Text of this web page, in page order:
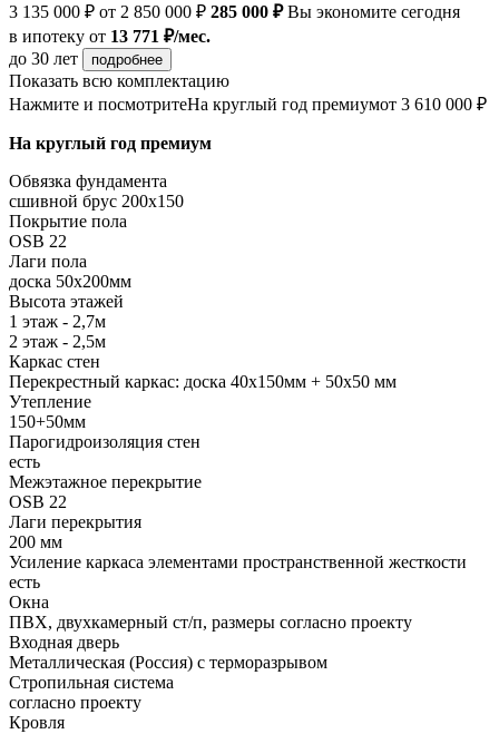
3 135 000 ₽ от 2 850 000 ₽ 285 000 ₽Вы экономите сегодня
в ипотеку от 13 771 ₽/мес.
до 30 лет
подробнее
Показать всю комплектацию
Нажмите и посмотритеНа круглый год премиумот 3 610 000 ₽
На круглый год премиум
Обвязка фундамента
сшивной брус 200х150
Покрытие пола
OSB 22
Лаги пола
доска 50х200мм
Высота этажей
1 этаж - 2,7м
2 этаж - 2,5м
Каркас стен
Перекрестный каркас: доска 40х150мм + 50х50 мм
Утепление
150+50мм
Парогидроизоляция стен
есть
Межэтажное перекрытие
OSB 22
Лаги перекрытия
200 мм
Усиление каркаса элементами пространственной жесткости
есть
Окна
ПВХ, двухкамерный ст/п, размеры согласно проекту
Входная дверь
Металлическая (Россия) с терморазрывом
Стропильная система
согласно проекту
Кровля